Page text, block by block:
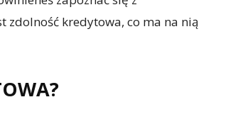
zdolność kredytowa, co ma na nią